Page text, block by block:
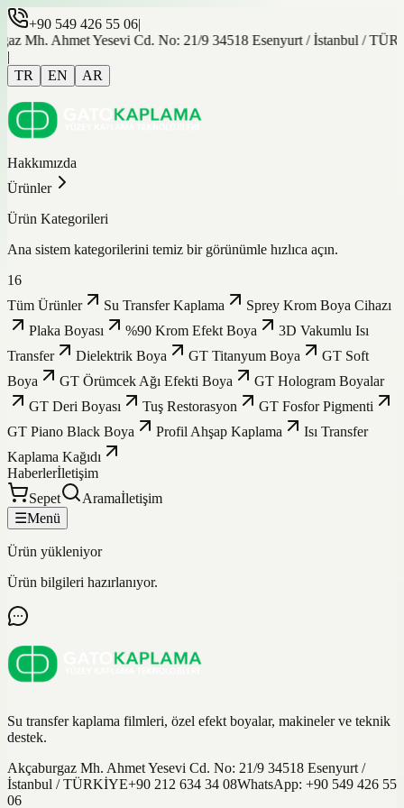
+90 549 426 55 06|
Mh. Ahmet Yesevi Cd. No: 21/9 34518 Esenyurt / İstanbul /
|
TR
EN AR
Hakkımızda
Ürünler
Ürün Kategorileri
Ana sistem kategorilerini temiz bir görünümle hızlıca açın.
16
Tüm Ürünler
Su Transfer Kaplama
Sprey Krom Boya Cihazı
Plaka Boyası
%90 Krom Efekt Boya
3D Vakumlu Isı
Transfer
Dielektrik Boya GT Titanyum Boya
GT Soft
Boya
GT Örümcek Ağı Efekti Boya
GT Hologram Boyalar
GT Deri Boyası
Tuş Restorasyon
GT Fosfor Pigmenti
GT Piano Black Boya
Profil Ahşap Kaplama
Isı Transfer
Kaplama Kağıdı
Haberlerİletişim
Sepet
Aramaİletişim
☰Menü
Ürün yükleniyor
Ürün bilgileri hazırlanıyor.
Su transfer kaplama filmleri, özel efekt boyalar, makineler ve teknik
destek.
Akçaburgaz Mh. Ahmet Yesevi Cd. No: 21/9 34518 Esenyurt /
İstanbul / TÜRKİYE+90 212 634 34 08WhatsApp: +90 549 426 55
06